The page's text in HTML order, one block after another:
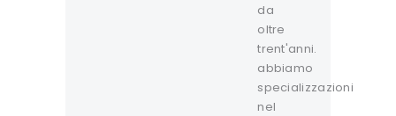
da
oltre
trent'anni.
abbiamo
specializzazioni
nel